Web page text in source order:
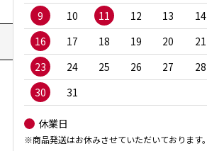
9
10 11 12 13 14
16
17 18 19 20 21
23
24 25 26 27 28
30
31
休業日
※商品発送はお休みさせていただいております。